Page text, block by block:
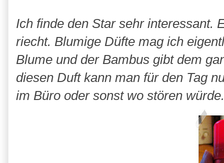
Ich finde den Star sehr interessant.
riecht. Blumige Düfte mag ich
Blume und der Bambus gibt dem
diesen Duft kann man für den Tag
im Büro oder sonst wo stören würde.